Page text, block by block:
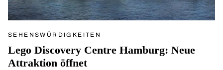
SEHENSWÜRDIGKEITEN
Lego Discovery Centre Hamburg: Neue
Attraktion öffnet